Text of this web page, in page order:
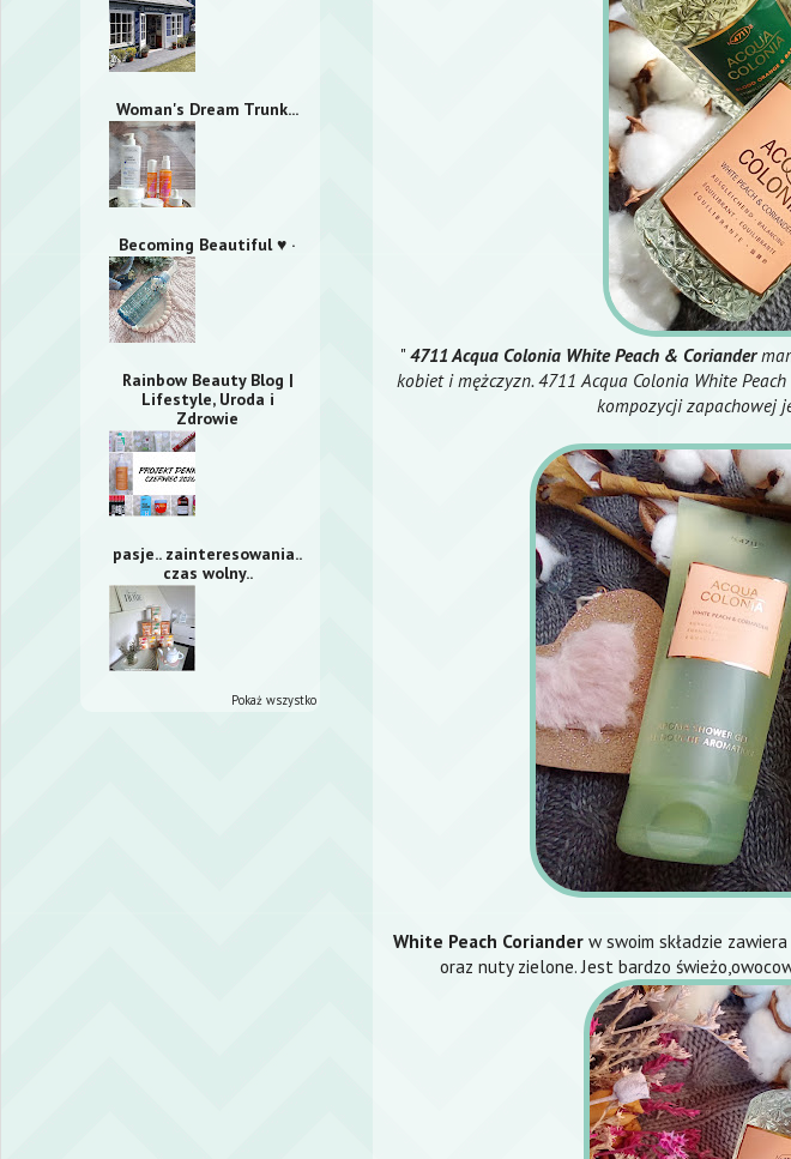
"4711 Acqua Colonia White Peach & Coriander
kobiet i mężczyzn. 4711 Acqua Colonia White
kompozycji zapachowej
White Peach Coriander w swoim składzie
oraz nuty zielone. Jest bardzo
Woman's Dream Trunk...
Becoming Beautiful ♥ ·
Rainbow Beauty Blog |
Lifestyle, Uroda i
Zdrowie
pasje.. zainteresowania..
czas wolny..
Pokaż wszystko